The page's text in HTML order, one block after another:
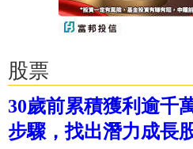
股票
30歲前累積獲利逾千
步驟，找出潛力成長